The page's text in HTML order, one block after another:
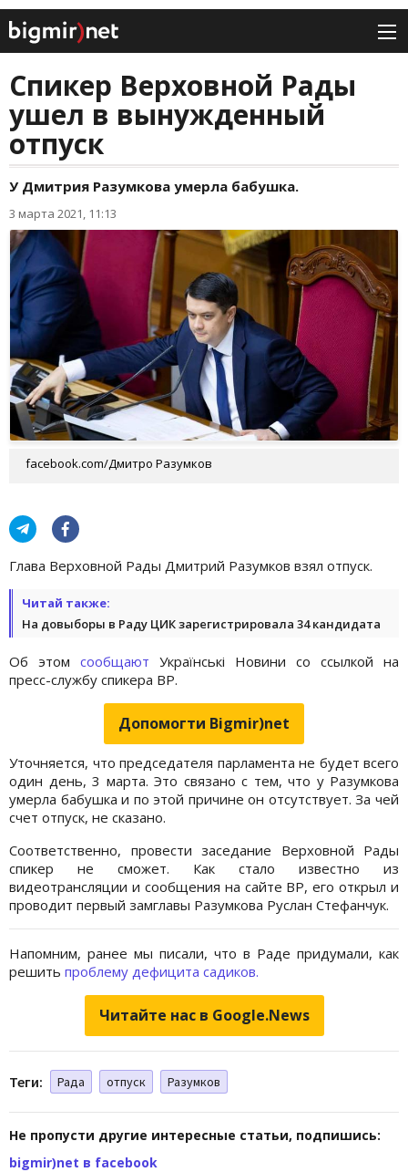
Спикер Верховной Рады
ушел в вынужденный
отпуск
У Дмитрия Разумкова умерла бабушка.
3 марта 2021, 11:13
facebook.com/Дмитро Разумков
Глава Верховной Рады Дмитрий Разумков взял отпуск.
Читай также:
На довыборы в Раду ЦИК зарегистрировала 34 кандидата
Об этом сообщают Українськi Новини со ссылкой на
пресс-службу спикера ВР.
Допомогти Bigmir)net
Уточняется, что председателя парламента не будет всего
один день, 3 марта. Это связано с тем, что у Разумкова
умерла бабушка и по этой причине он отсутствует. За чей
счет отпуск, не сказано.
Соответственно, провести заседание Верховной Рады
спикер не сможет. Как стало известно из
видеотрансляции и сообщения на сайте ВР, его открыл и
проводит первый замглавы Разумкова Руслан Стефанчук.
Напомним, ранее мы писали, что в Раде придумали, как
решить проблему дефицита садиков.
Читайте нас в Google.News
Теги: Рада отпуск Разумков
Не пропусти другие интересные статьи, подпишись:
bigmir)net в facebook